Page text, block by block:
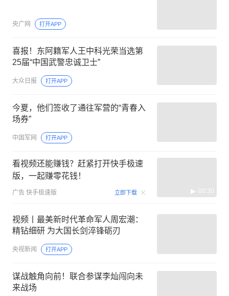
央广网 打开APP
喜报！东阿籍军人王中科光荣当选第
25届“中国武警忠诚卫士”
大众日报 打开APP
今夏，他们签收了通往军营的“青春入
场券”
中国军网 打开APP
看视频还能赚钱？赶紧打开快手极速
版，一起赚零花钱！
广告 快手极速版 立即下载 00:30
视频丨最美新时代革命军人周宏潮：
精钻细研 为大国长剑淬锋砺刃
央视新闻 打开APP
谋战触角向前！联合参谋李灿闯向未
来战场